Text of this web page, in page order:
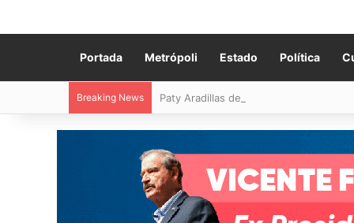
Portada Metrópoli Estado Política
Breaking News Paty Aradillas destaca impacto del